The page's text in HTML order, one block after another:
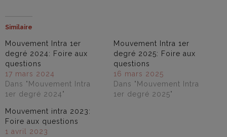
Similaire
Mouvement Intra 1er
degré 2024: Foire aux
questions
17 mars 2024
Dans "Mouvement Intra
1er degré 2024"
Mouvement Intra 1er
degré 2025: Foire aux
questions
16 mars 2025
Dans "Mouvement Intra
1er degré 2025"
Mouvement intra 2023:
Foire aux questions
1 avril 2023